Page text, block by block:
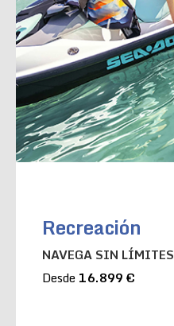
Recreación
NAVEGA SIN LÍMITES
Desde 16.899 €